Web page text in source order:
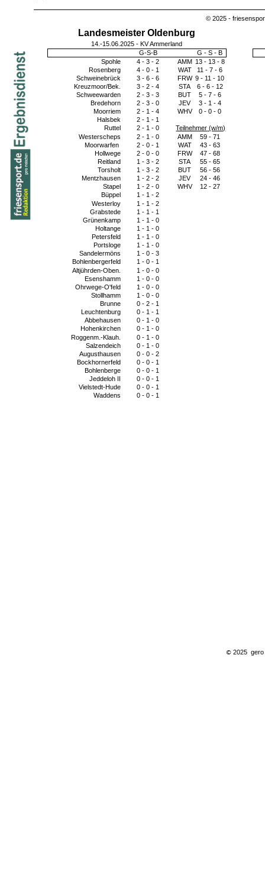
© 2025 -
Landesmeister Oldenburg
14.-15.06.2025 - KV Ammerland
G-S-B
G - S - B
Spohle
4 - 3 - 2 AMM 13 - 13 - 8
Rosenberg
4 - 0 - 1 WAT
11 - 7 - 6
Schweinebrück
3 - 6 - 6 FRW 9 - 11 - 10
Kreuzmoor/Bek.
3 - 2 - 4 STA
6 - 6 - 12
Schweewarden
2 - 3 - 3 BUT
5 - 7 - 6
Bredehorn
2 - 3 - 0 JEV
3 - 1 - 4
Moorriem
2 - 1 - 4 WHV
0 - 0 - 0
Halsbek
2 - 1 - 1
Ruttel
2 - 1 - 0 Teilnehmer (w/m)
Westerscheps
2 - 1 - 0 AMM
59 - 71
Moorwarfen
2 - 0 - 1 WAT
43 - 63
Hollwege
2 - 0 - 0 FRW
47 - 68
Reitland
1 - 3 - 2 STA
55 - 65
Torsholt
1 - 3 - 2 BUT
56 - 56
Mentzhausen
1 - 2 - 2 JEV
24 - 46
Stapel
1 - 2 - 0 WHV
12 - 27
Büppel
1 - 1 - 2
Westerloy
1 - 1 - 2
Grabstede
1 - 1 - 1
Grünenkamp
1 - 1 - 0
Holtange
1 - 1 - 0
Petersfeld
1 - 1 - 0
Portsloge
1 - 1 - 0
Sandelermöns
1 - 0 - 3
Bohlenbergerfeld
1 - 0 - 1
Altjührden-Oben.
1 - 0 - 0
Esenshamm
1 - 0 - 0
Ohrwege-O'feld
1 - 0 - 0
Stollhamm
1 - 0 - 0
Brunne
0 - 2 - 1
Leuchtenburg
0 - 1 - 1
Abbehausen
0 - 1 - 0
Hohenkirchen
0 - 1 - 0
Roggenm.-Klauh.
0 - 1 - 0
Salzendeich
0 - 1 - 0
Augusthausen
0 - 0 - 2
Bockhornerfeld
0 - 0 - 1
Bohlenberge
0 - 0 - 1
Jeddeloh II
0 - 0 - 1
Vielstedt-Hude
0 - 0 - 1
Waddens
0 - 0 - 1
© 2025